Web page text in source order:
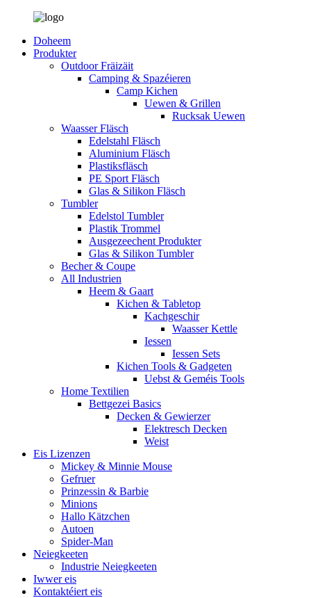
Doheem
Produkter
Outdoor Fräizäit
Camping & Spazéieren
Camp Kichen
Uewen & Grillen
Rucksak Uewen
Waasser Fläsch
Edelstahl Fläsch
Aluminium Fläsch
Plastiksfläsch
PE Sport Fläsch
Glas & Silikon Fläsch
Tumbler
Edelstol Tumbler
Plastik Trommel
Ausgezeechent Produkter
Glas & Silikon Tumbler
Becher & Coupe
All Industrien
Heem & Gaart
Kichen & Tabletop
Kachgeschir
Waasser Kettle
Iessen
Iessen Sets
Kichen Tools & Gadgeten
Uebst & Geméis Tools
Home Textilien
Bettgezei Basics
Decken & Gewierzer
Elektresch Decken
Weist
Eis Lizenzen
Mickey & Minnie Mouse
Gefruer
Prinzessin & Barbie
Minions
Hallo Kätzchen
Autoen
Spider-Man
Neiegkeeten
Industrie Neiegkeeten
Iwwer eis
Kontaktéiert eis